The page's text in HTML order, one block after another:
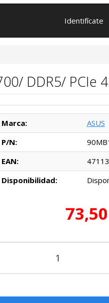
Identifícate
DDR5/ PCIe
Marca:
ASUS
P/N:
EAN:
Disponibilidad: